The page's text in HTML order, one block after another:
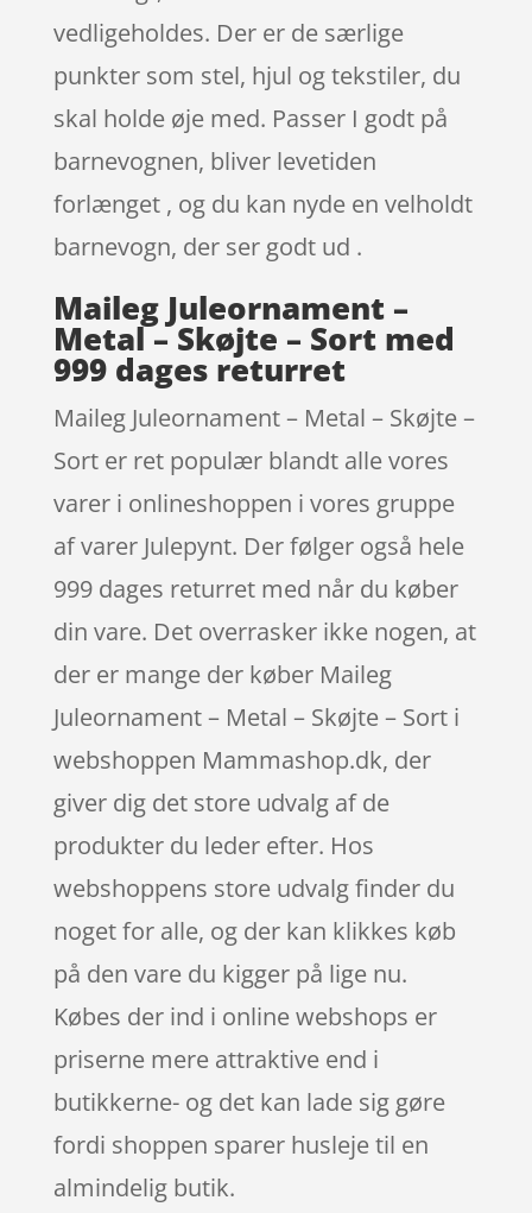
vedligeholdes. Der er de særlige
punkter som stel, hjul og tekstiler, du
skal holde øje med. Passer I godt på
barnevognen, bliver levetiden
forlænget , og du kan nyde en velholdt
barnevogn, der ser godt ud .
Maileg Juleornament –
Metal – Skøjte – Sort med
999 dages returret
Maileg Juleornament – Metal – Skøjte –
Sort er ret populær blandt alle vores
varer i onlineshoppen i vores gruppe
af varer Julepynt. Der følger også hele
999 dages returret med når du køber
din vare. Det overrasker ikke nogen, at
der er mange der køber Maileg
Juleornament – Metal – Skøjte – Sort i
webshoppen Mammashop.dk, der
giver dig det store udvalg af de
produkter du leder efter. Hos
webshoppens store udvalg finder du
noget for alle, og der kan klikkes køb
på den vare du kigger på lige nu.
Købes der ind i online webshops er
priserne mere attraktive end i
butikkerne- og det kan lade sig gøre
fordi shoppen sparer husleje til en
almindelig butik.